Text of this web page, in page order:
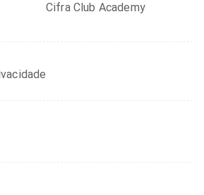
Cifra Club Academy